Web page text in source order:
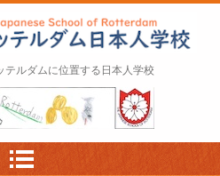
校 The Japanese Schoo
テルダムに位置する日本人学校